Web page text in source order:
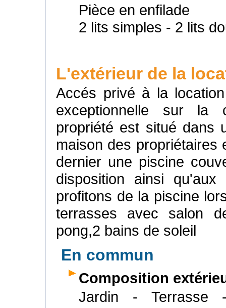
Pièce en enfilade
2 lits simples - 2 lits
L'extérieur de la
Accés privé à la
exceptionnelle sur la
propriété est situé dans
maison des propriétaires
dernier une piscine
disposition ainsi qu'aux
profitons de la piscine
terrasses avec salon
pong,2 bains de soleil
En commun
Composition
Jardin - Terrasse